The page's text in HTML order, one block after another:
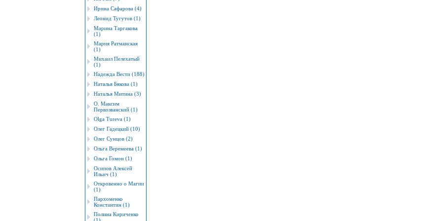
Ирина Сафарова (4)
Леонид Тугутов (1)
Марина Таргакова
(1)
Мария Ратманская
(1)
Михаил Пелехатый
(1)
Надежда Вести (188)
Наталья Бякова (1)
Наталья Митина (3)
О. Максим
Первозванский (1)
Оlgа Tureva (1)
Олег Гадецкий (10)
Олег Сунцов (2)
Ольга Веремеева (1)
Ольга Гомон (1)
Осипов Алексей
Ильич (1)
Откровенно о Магии
(1)
Пархоменко
Константин (1)
Полина Кириченко